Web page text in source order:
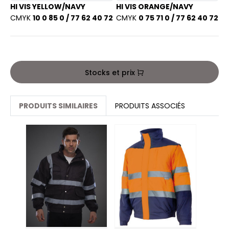
SHIRT
SHIRT
PROFESSIONNELLE
- BLOUSON
COOL
T'S
SERIE
HI VIS YELLOW/NAVY
CMYK 10 0 85 0 / 77 62 40 72
HI VIS ORANGE/NAVY
CMYK 0 75 71 0 / 77 62 40 72
Stocks et prix
PRODUITS SIMILAIRES PRODUITS ASSOCIÉS